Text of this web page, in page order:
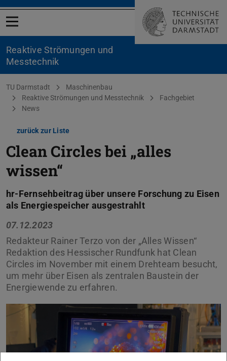
Menü öffnen
Reaktive Strömungen und
Messtechnik
Sie befinden sich hier:
TU Darmstadt
Maschinenbau
Reaktive Strömungen und Messtechnik
Fachgebiet
News
zurück zur Liste
Clean Circles bei „alles
wissen“
hr-Fernsehbeitrag über unsere Forschung zu Eisen
als Energiespeicher ausgestrahlt
07.12.2023
Redakteur Rainer Terzo von der „Alles Wissen“
Redaktion des Hessischer Rundfunk hat Clean
Circles im November mit einem Drehteam besucht,
um mehr über Eisen als zentralen Baustein der
Energiewende zu erfahren.